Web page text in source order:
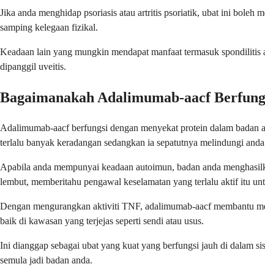
Jika anda menghidap psoriasis atau artritis psoriatik, ubat ini boleh
samping kelegaan fizikal.
Keadaan lain yang mungkin mendapat manfaat termasuk
dipanggil uveitis.
Bagaimanakah Adalimumab-aacf
Adalimumab-aacf berfungsi dengan menyekat protein dalam
terlalu banyak keradangan sedangkan ia sepatutnya melindungi
Apabila anda mempunyai keadaan autoimun, badan anda
lembut, memberitahu pengawal keselamatan yang terlalu aktif itu
Dengan mengurangkan aktiviti TNF, adalimumab-aacf membantu
baik di kawasan yang terjejas seperti sendi atau usus.
Ini dianggap sebagai ubat yang kuat yang berfungsi jauh di dalam
semula jadi badan anda.